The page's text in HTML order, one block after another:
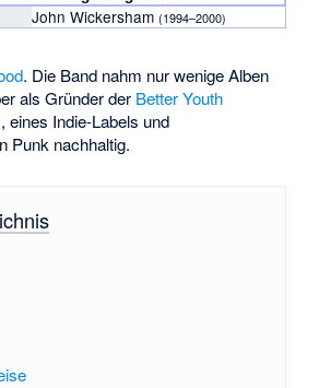
John Wickersham (1994–2000)
. Die Band nahm nur wenige Alben
als Gründer der Better Youth
eines Indie-Labels und
Punk nachhaltig.